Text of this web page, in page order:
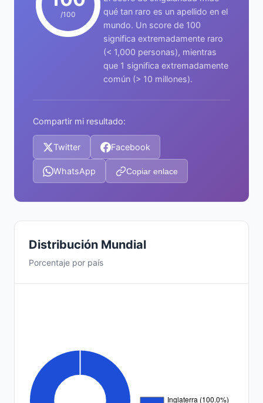
/100
qué tan raro es un apellido en el
mundo. Un score de 100
significa extremadamente raro
(< 1,000 personas), mientras
que 1 significa extremadamente
común (> 10 millones).
Compartir mi resultado:
Twitter Facebook
WhatsApp Copiar enlace
Distribución Mundial
Porcentaje por país